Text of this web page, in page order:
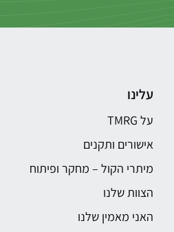
עלינו
על TMRG
אישורים ותקנים
מיתרי הקול – מחקר ופיתוח
הצוות שלנו
האני מאמין שלנו